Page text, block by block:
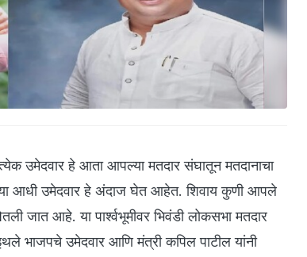
उमेदवार हे आता आपल्या मतदार संघातून मतदानाचा
आधी उमेदवार हे अंदाज घेत आहेत. शिवाय कुणी आपले
जात आहे. या पार्श्वभूमीवर भिवंडी लोकसभा मतदार
भाजपचे उमेदवार आणि मंत्री कपिल पाटील यांनी